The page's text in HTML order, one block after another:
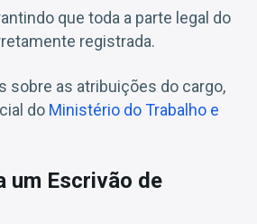
que toda a parte legal do
registrada.
sobre as atribuições do cargo,
do Ministério do Trabalho e
um Escrivão de